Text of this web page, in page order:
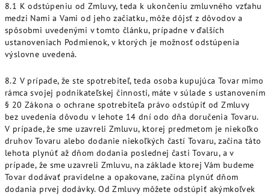
8.1 K odstúpeniu od Zmluvy, teda k ukončeniu zmluvného vzťahu
medzi Nami a Vami od jeho začiatku, môže dôjsť z dôvodov a
spôsobmi uvedenými v tomto článku, prípadne v ďalších
ustanoveniach Podmienok, v ktorých je možnosť odstúpenia
výslovne uvedená.
8.2 V prípade, že ste spotrebiteľ, teda osoba kupujúca Tovar mimo
rámca svojej podnikateľskej činnosti, máte v súlade s ustanovením
§ 20 Zákona o ochrane spotrebiteľa právo odstúpiť od Zmluvy
bez uvedenia dôvodu v lehote 14 dní odo dňa doručenia Tovaru.
V prípade, že sme uzavreli Zmluvu, ktorej predmetom je niekoľko
druhov Tovaru alebo dodanie niekoľkých častí Tovaru, začína táto
lehota plynúť až dňom dodania poslednej časti Tovaru, a v
prípade, že sme uzavreli Zmluvu, na základe ktorej Vám budeme
Tovar dodávať pravidelne a opakovane, začína plynúť dňom
dodania prvej dodávky. Od Zmluvy môžete odstúpiť akýmkoľvek